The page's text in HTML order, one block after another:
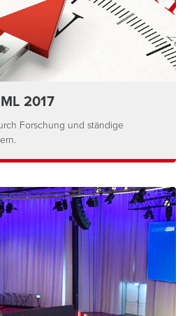
2017
Forschung und ständige